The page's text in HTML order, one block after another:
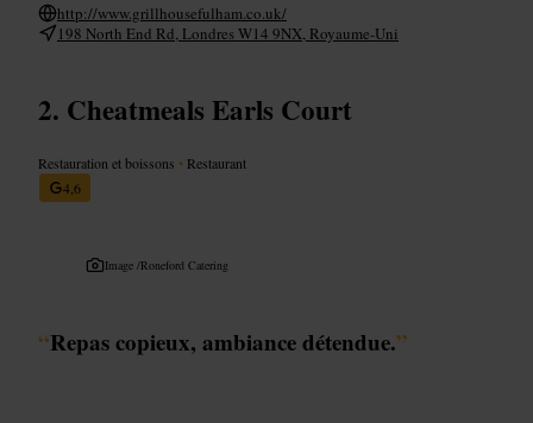
http://www.grillhousefulham.co.uk/
198 North End Rd, Londres W14 9NX, Royaume-Uni
Cheatmeals Earls Court
Restauration et boissons • Restaurant
4,6
Image /Roneford Catering
“Repas copieux, ambiance détendue.”